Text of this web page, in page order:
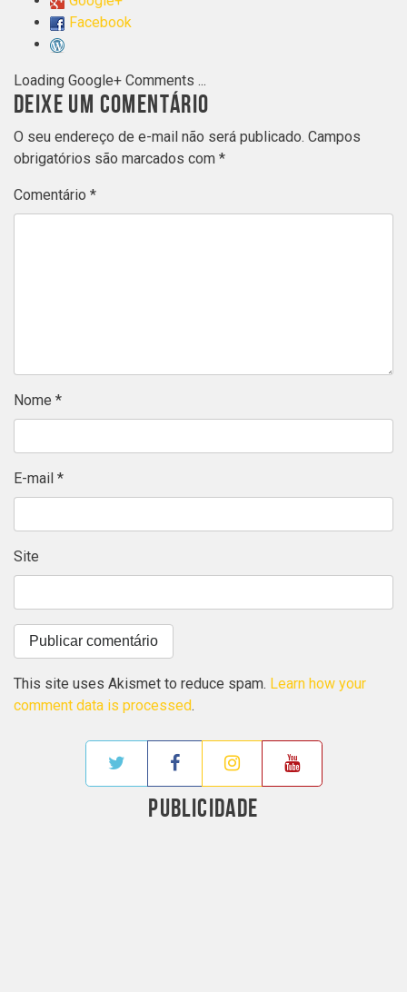
Facebook
Loading Google+ Comments ...
DEIXE UM COMENTÁRIO
O seu endereço de e-mail não será publicado. Campos
obrigatórios são marcados com *
Comentário *
Nome *
E-mail *
Site
This site uses Akismet to reduce spam. Learn how your
comment data is processed.
PUBLICIDADE